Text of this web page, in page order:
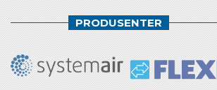
PRODUSENTER